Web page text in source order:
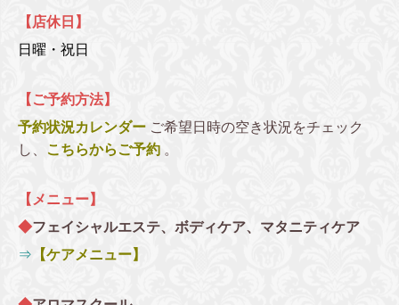
【店休日】
日曜・祝日
【ご予約方法】
予約状況カレンダー ご希望日時の空き状況をチェック
し、
こちらからご予約 。
【メニュー】
◆フェイシャルエステ、ボディケア、マタニティケア
⇒ 【ケアメニュー】